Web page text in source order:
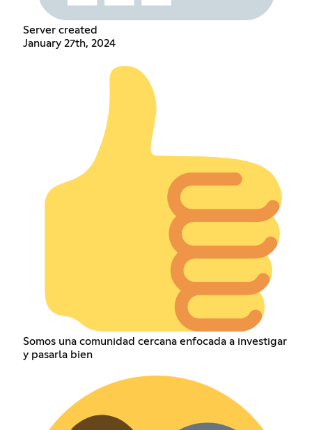
Server created
January 27th, 2024
Somos una comunidad cercana enfocada a investigar
y pasarla bien